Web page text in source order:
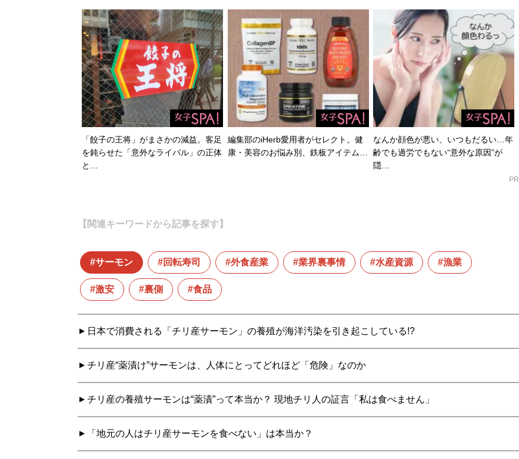
「餃子の王将」がまさかの減益。客足
を鈍らせた「意外なライバル」の正体
と…
編集部のiHerb愛用者がセレクト。健
康・美容のお悩み別、鉄板アイテム…
なんか顔色が悪い、いつもだるい…年
齢でも過労でもない“意外な原因”が
隠…
PR
【関連キーワードから記事を探す】
サーモン 回転寿司 外食産業 業界裏事情 水産資源 漁業
激安 裏側 食品
日本で消費される「チリ産サーモン」の養殖が海洋汚染を引き起こしている!?
チリ産“薬漬け”サーモンは、人体にとってどれほど「危険」なのか
チリ産の養殖サーモンは“薬漬”って本当か？ 現地チリ人の証言「私は食べません」
「地元の人はチリ産サーモンを食べない」は本当か？